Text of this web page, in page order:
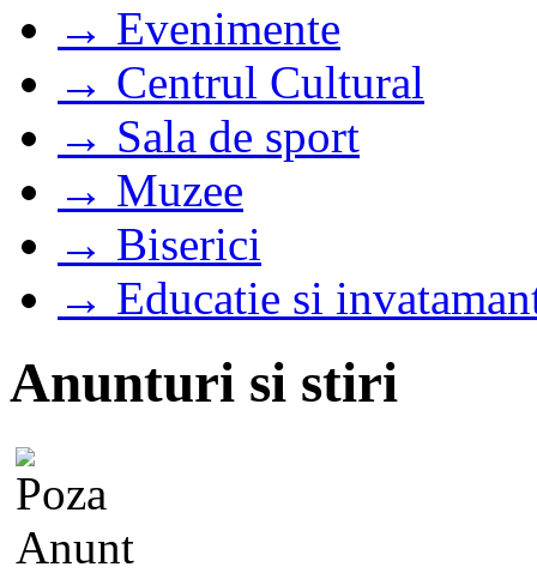
→ Evenimente
→ Centrul Cultural
→ Sala de sport
→ Muzee
→ Biserici
→ Educatie si
Anunturi si stiri